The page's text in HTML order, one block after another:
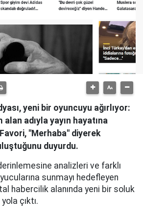
yeni bir oyuncuyu ağırlıyor:
adıyla yayın hayatına
"Merhaba" diyerek
duyurdu.
analizleri ve farklı
sunmayı hedefleyen
habercilik alanında yeni bir soluk
çıktı.